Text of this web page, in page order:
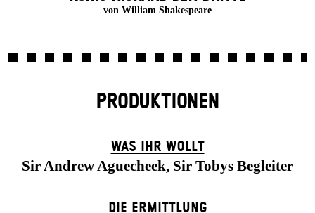
von William Shakespeare
PRODUKTIONEN
WAS IHR WOLLT
Sir Andrew Aguecheek, Sir Tobys Begleiter
DIE ERMITTLUNG